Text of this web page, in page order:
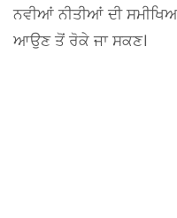
ਨਵੀਆਂ ਨੀਤੀਆਂ ਦੀ
ਆਉਣ ਤੋਂ ਰੋਕੇ ਜਾ ਸਕਣ।